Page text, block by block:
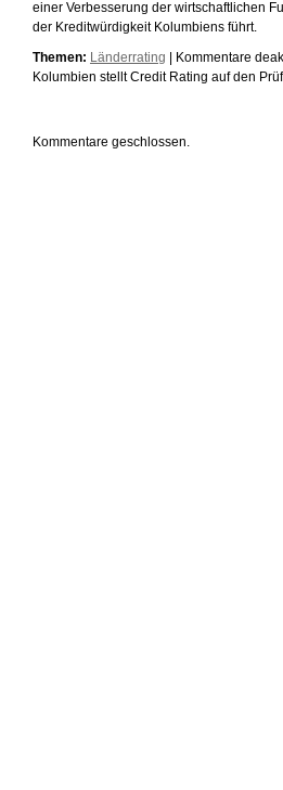
einer Verbesserung der wirtschaftlichen
der Kreditwürdigkeit Kolumbiens führt.
Themen: Länderrating Kommentare
Kolumbien stellt Credit Rating auf den
Kommentare geschlossen.